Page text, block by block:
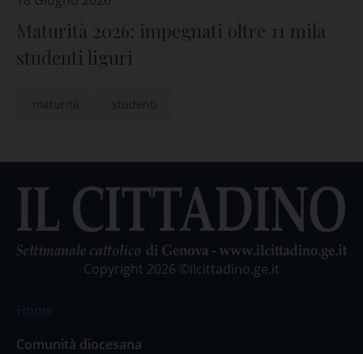
Maturità 2026: impegnati oltre 11 mila
studenti liguri
maturità studenti
Copyright 2026 ©ilcittadino.ge.it
Comunità diocesana